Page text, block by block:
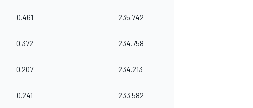
0.461 235.742
0.372 234.758
0.207 234.213
0.241 233.582